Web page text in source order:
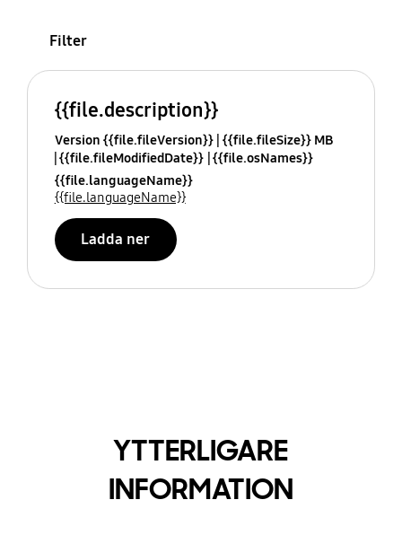
Filter
{{file.description}}
Version {{file.fileVersion}} {{file.fileSize}} MB
{{file.fileModifiedDate}} {{file.osNames}}
{{file.languageName}}
{{file.languageName}}
Ladda ner
YTTERLIGARE
INFORMATION